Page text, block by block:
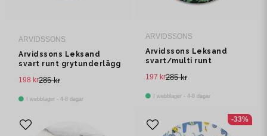
ARVIDSSONS
Arvidssons Leksand
svart runt grytunderlägg
285 kr
198 kr
I webblager - 4-8 dagar
ARVIDSSONS
Arvidssons Leksand
svart/multi runt
285 kr
197 kr
I webblager - 4-8 dagar
-33%